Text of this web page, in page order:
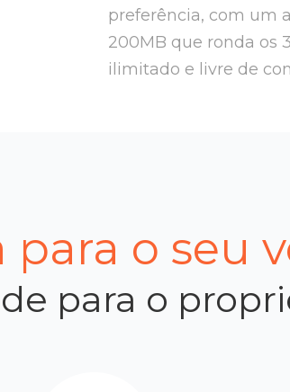
preferência, com um
200MB que ronda os
ilimitado e livre de
para o seu
para o